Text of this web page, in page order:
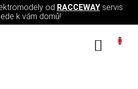
od RACCEWAYservis
k vám domů!